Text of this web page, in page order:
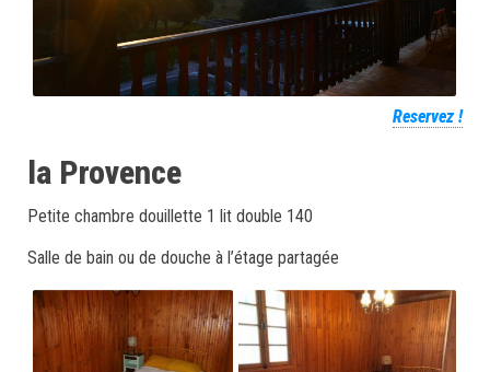
Reservez !
la Provence
Petite chambre douillette 1 lit double 140
Salle de bain ou de douche à l’étage partagée